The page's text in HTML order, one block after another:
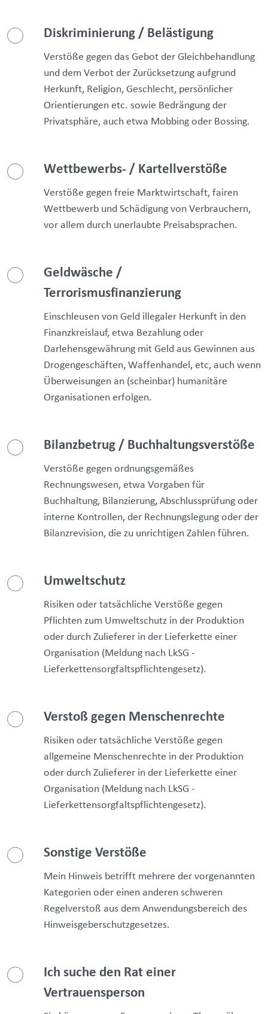
Diskriminierung / Belästigung
Verstöße gegen das Gebot der Gleichbehandlung
und dem Verbot der Zurücksetzung aufgrund
Herkunft, Religion, Geschlecht, persönlicher
Orientierungen etc. sowie Bedrängung der
Privatsphäre, auch etwa Mobbing oder Bossing.
Wettbewerbs- / Kartellverstöße
Verstöße gegen freie Marktwirtschaft, fairen
Wettbewerb und Schädigung von Verbrauchern,
vor allem durch unerlaubte Preisabsprachen.
Geldwäsche /
Terrorismusfinanzierung
Einschleusen von Geld illegaler Herkunft in den
Finanzkreislauf, etwa Bezahlung oder
Darlehensgewährung mit Geld aus Gewinnen aus
Drogengeschäften, Waffenhandel, etc, auch wenn
Überweisungen an (scheinbar) humanitäre
Organisationen erfolgen.
Bilanzbetrug / Buchhaltungsverstöße
Verstöße gegen ordnungsgemäßes
Rechnungswesen, etwa Vorgaben für
Buchhaltung, Bilanzierung, Abschlussprüfung oder
interne Kontrollen, der Rechnungslegung oder der
Bilanzrevision, die zu unrichtigen Zahlen führen.
Umweltschutz
Risiken oder tatsächliche Verstöße gegen
Pflichten zum Umweltschutz in der Produktion
oder durch Zulieferer in der Lieferkette einer
Organisation (Meldung nach LkSG -
Lieferkettensorgfaltspflichtengesetz).
Verstoß gegen Menschenrechte
Risiken oder tatsächliche Verstöße gegen
allgemeine Menschenrechte in der Produktion
oder durch Zulieferer in der Lieferkette einer
Organisation (Meldung nach LkSG -
Lieferkettensorgfaltspflichtengesetz).
Sonstige Verstöße
Mein Hinweis betrifft mehrere der vorgenannten
Kategorien oder einen anderen schweren
Regelverstoß aus dem Anwendungsbereich des
Hinweisgeberschutzgesetzes.
Ich suche den Rat einer
Vertrauensperson